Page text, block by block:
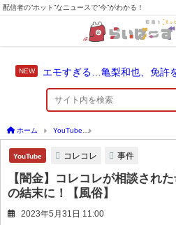
配信者の“ホット”なニュースで“今”がわかる！
ホーム YouTube
YouTube コレコレ 事件
【闇金】コレコレが相談され
の結末に！【風俗】
2023年5月31日 11:00